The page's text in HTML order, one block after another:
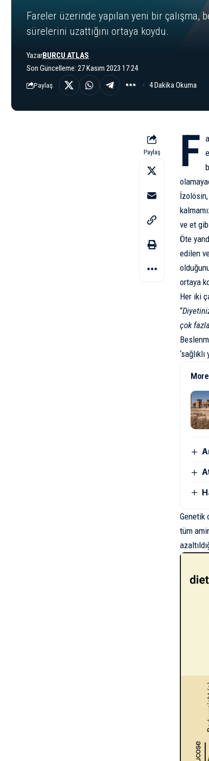
Fareler üzerinde yapılan yeni bir çalışma,
sürelerini uzattığını ortaya koydu.
Son Güncelleme: 27 Kasım 2023 17:24
YazarBURCU ATLAS
Paylaş 4 Dakika Okuma
Paylaş F
ve et
Öte
edilen
ortaya
Her iki
“
çok
Genetik
tüm